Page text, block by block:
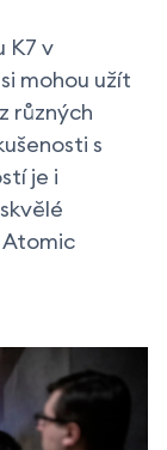
K7 v
mohou užít
různých
s
je i